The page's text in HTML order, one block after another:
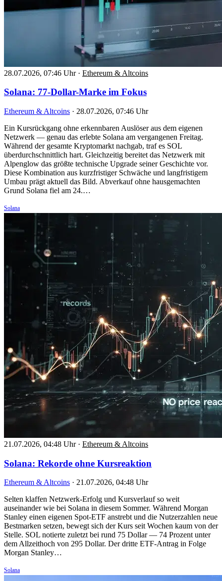
28.07.2026, 07:46 Uhr · Ethereum & Altcoins
Solana: 77-Dollar-Marke im Fokus
Ethereum & Altcoins · 28.07.2026, 07:46 Uhr
Ein Kursrückgang ohne erkennbaren Auslöser aus dem eigenen
Netzwerk — genau das erlebte Solana am vergangenen Freitag.
Während der gesamte Kryptomarkt nachgab, traf es SOL
überdurchschnittlich hart. Gleichzeitig bereitet das Netzwerk mit
Alpenglow das größte technische Upgrade seiner Geschichte vor.
Diese Kombination aus kurzfristiger Schwäche und langfristigem
Umbau prägt aktuell das Bild. Abverkauf ohne hausgemachten
Grund Solana fiel am 24.…
Solana
21.07.2026, 04:48 Uhr · Ethereum & Altcoins
Solana: Rekorde ohne Kursreaktion
Ethereum & Altcoins · 21.07.2026, 04:48 Uhr
Selten klaffen Netzwerk-Erfolg und Kursverlauf so weit
auseinander wie bei Solana in diesem Sommer. Während Morgan
Stanley einen eigenen Spot-ETF anstrebt und die Nutzerzahlen neue
Bestmarken setzen, bewegt sich der Kurs seit Wochen kaum von der
Stelle. SOL notierte zuletzt bei rund 75 Dollar — 74 Prozent unter
dem Allzeithoch von 295 Dollar. Der dritte ETF-Antrag in Folge
Morgan Stanley…
Solana